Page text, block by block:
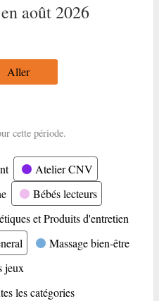
août 2026
cette période.
Atelier CNV
Bébés lecteurs
et Produits d'entretien
Massage bien-être
jeux
les catégories